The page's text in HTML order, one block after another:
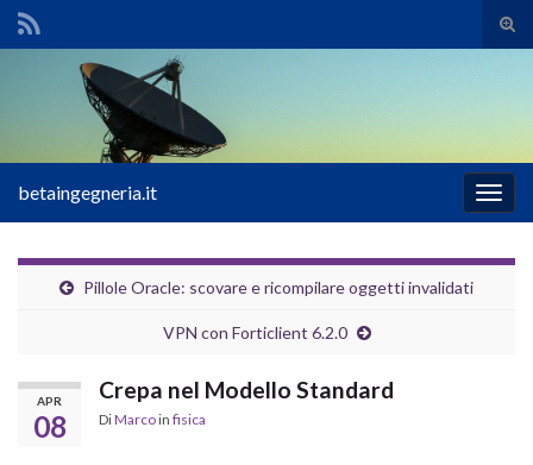
il
Search for:
la
betaingegneria.it
Pillole Oracle: scovare e ricompilare oggetti invalidati
VPN con Forticlient 6.2.0
APR
08
Crepa nel Modello Standard
DiMarcoin fisica